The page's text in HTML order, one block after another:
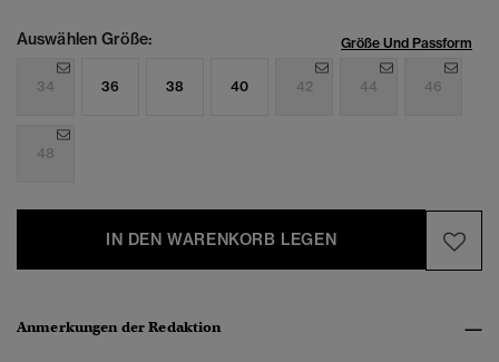
Auswählen Größe: Größe Und Passform
34 36 38 40 42 44 46
48
IN DEN WARENKORB LEGEN
Anmerkungen der Redaktion